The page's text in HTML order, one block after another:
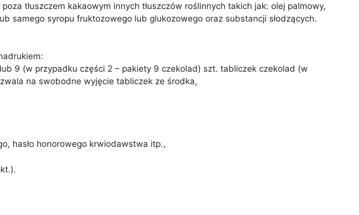
poza tłuszczem kakaowym innych tłuszczów roślinnych takich jak: olej palmowy,
samego syropu fruktozowego lub glukozowego oraz substancji słodzących.
9 (w przypadku części 2 – pakiety 9 czekolad) szt. tabliczek czekolad (w
na swobodne wyjęcie tabliczek ze środka,
hasło honorowego krwiodawstwa itp.,